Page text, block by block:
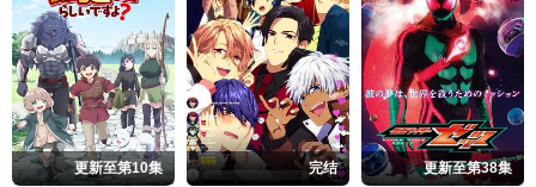
更新至第10集 完结 更新至第38集